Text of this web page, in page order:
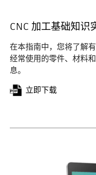
CNC 加工基础知识
在本指南中，您将了解
经常使用的零件、材料
息。
立即下载